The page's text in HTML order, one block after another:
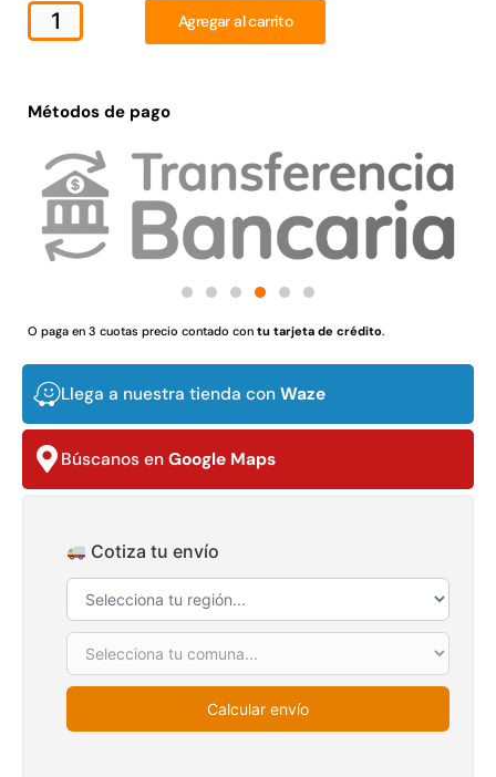
Agregar al carrito
Métodos de pago
O paga en 3 cuotas precio contado con tu tarjeta de crédito.
Llega a nuestra tienda con Waze
Búscanos en Google Maps
Cotiza tu envío
Calcular envío
Juego Modular 03
QplayGround
$5.987.128
$3.790.990
Agregar al carrito
Pasto sintético ornamental
Importado USA: Crown
densidad 35mm Rollo
4,57*30,48mts
$2.892.120
30%
Transpaleta eléctrica carga
de 2tn
$2.842.858
$1.990.000
Agregar al carrito
capacidad 1000kg